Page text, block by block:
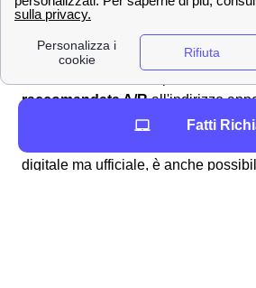
Amatrice ed attendere la risposta ad
forniti in sede di compilazione.
Raccomandata A/R o PEC
raccomandata A/Rall'indirizzo
Postale 111 – 00054 Fiumicino –
digitale ma ufficiale, è anche
Fatti